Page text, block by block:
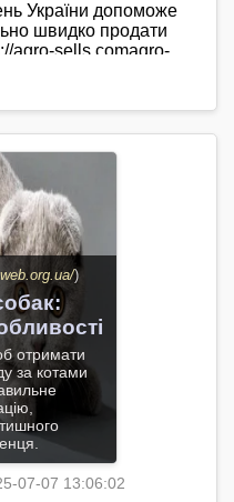
України допоможе
швидко продати
agro-sells.comagro-
→
)
отримати
за котами
07-07 13:06:02